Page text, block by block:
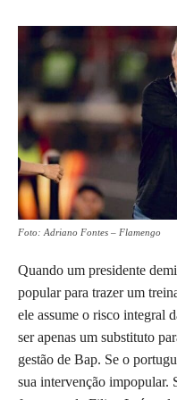
Foto: Adriano Fontes – Flamengo
Quando um presidente
popular para trazer um
ele assume o risco integral
ser apenas um substituto
gestão de Bap. Se o
sua intervenção impopular.